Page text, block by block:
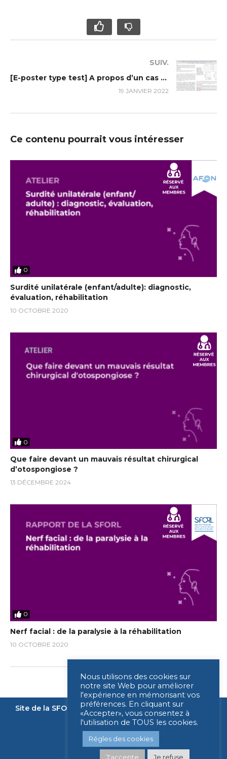
SUIV.
[E-poster type test] A propos d’un cas rare de surdité neurosensorielle syndromique à manifestation rénale : L’acidose tubulaire rénale distale
19 JANVIER 2022
Ce contenu pourrait vous intéresser
0
Surdité unilatérale (enfant/adulte): diagnostic,
évaluation, réhabilitation
10 OCTOBRE 2020
0
Que faire devant un mauvais résultat chirurgical
d’otospongiose ?
13 DÉCEMBRE 2024
0
Nerf facial : de la paralysie à la réhabilitation
10 OCTOBRE 2020
Site de la SFORL Nous contacter Mentions légales
Légende
Nous utilisons des cookies sur
notre site Web pour améliorer
l'expérience en mémorisant vos
préférences. En cliquant sur
«Accepter», vous consentez à
l'utilisation de TOUS les cookies.
Régles des cookies
J'accepte Je refuse